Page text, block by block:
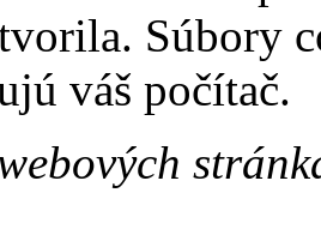
Súbory
váš počítač.